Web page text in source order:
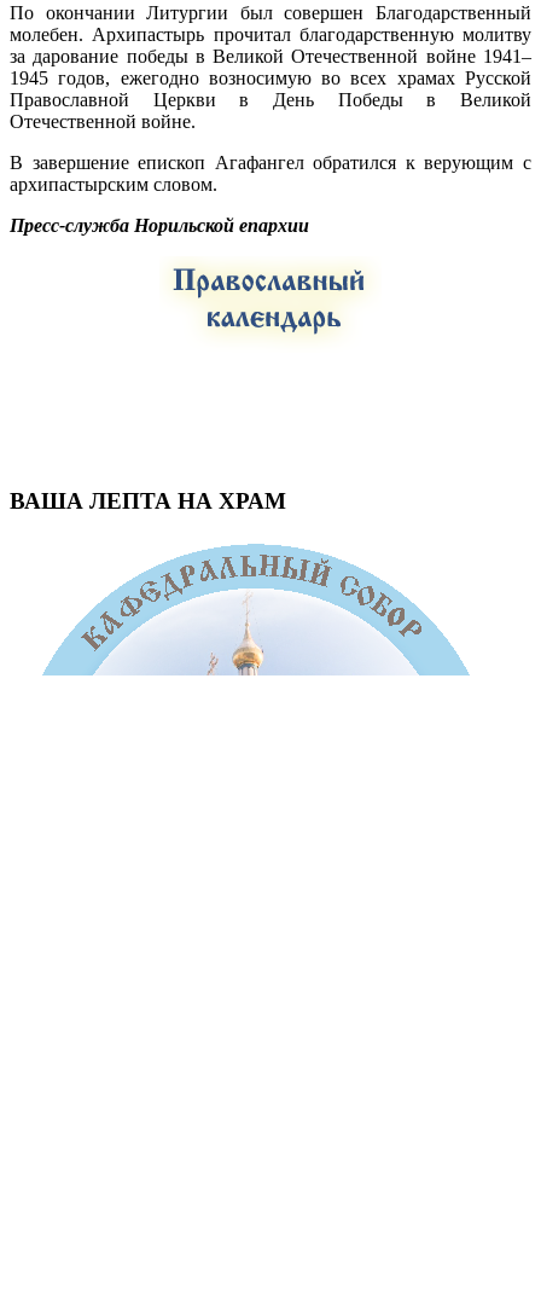
По окончании Литургии был совершен Благодарственный
молебен. Архипастырь прочитал благодарственную молитву
за дарование победы в Великой Отечественной войне 1941–
1945 годов, ежегодно возносимую во всех храмах Русской
Православной Церкви в День Победы в Великой
Отечественной войне.
В завершение епископ Агафангел обратился к верующим с
архипастырским словом.
Пресс-служба Норильской епархии
ВАША ЛЕПТА НА ХРАМ